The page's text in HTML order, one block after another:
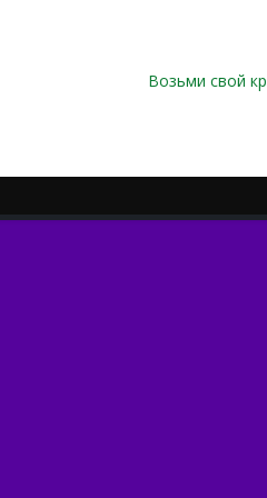
Возьми свой